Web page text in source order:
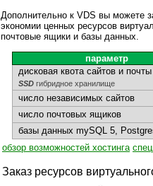
Дополнительно к VDS вы можете
экономии ценных ресурсов
почтовые ящики и базы данных.
параметр
дисковая квота сайтов и почты
SSD гибридное хранилище
число независимых сайтов
число почтовых ящиков
базы данных mySQL 5,
обзор возможностей хостинга
Заказ ресурсов